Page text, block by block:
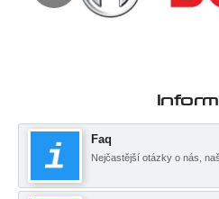
Faq
Nejčastější otázky o nás,